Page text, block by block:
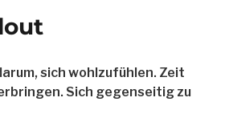
sich wohlzufühlen. Zeit
Sich gegenseitig zu